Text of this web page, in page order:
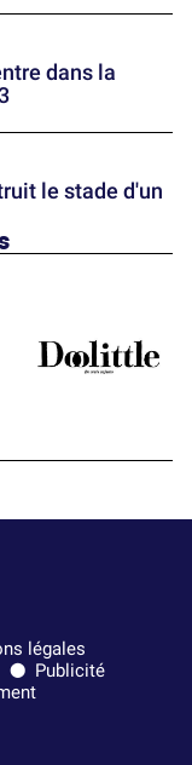
dans la
le stade d'un
légales
Publicité